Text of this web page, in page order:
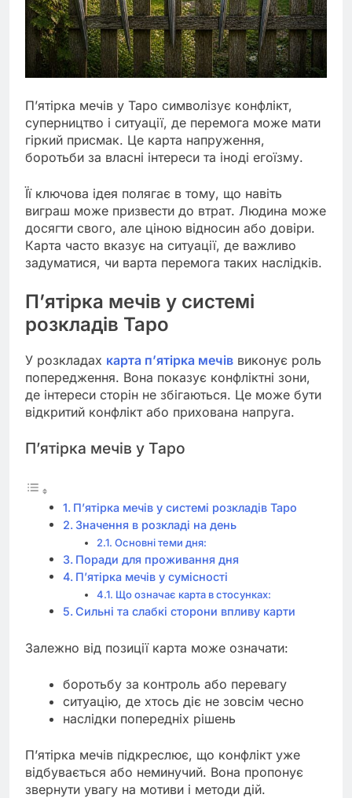
П’ятірка мечів у Таро символізує конфлікт,
суперництво і ситуації, де перемога може мати
гіркий присмак. Це карта напруження,
боротьби за власні інтереси та іноді егоїзму.
Її ключова ідея полягає в тому, що навіть
виграш може призвести до втрат. Людина може
досягти свого, але ціною відносин або довіри.
Карта часто вказує на ситуації, де важливо
задуматися, чи варта перемога таких наслідків.
П’ятірка мечів у системі
розкладів Таро
У розкладах карта п’ятірка мечів виконує роль
попередження. Вона показує конфліктні зони,
де інтереси сторін не збігаються. Це може бути
відкритий конфлікт або прихована напруга.
П’ятірка мечів у Таро
П’ятірка мечів у системі розкладів Таро
Значення в розкладі на день
Основні теми дня:
Поради для проживання дня
П’ятірка мечів у сумісності
Що означає карта в стосунках:
Сильні та слабкі сторони впливу карти
Залежно від позиції карта може означати:
боротьбу за контроль або перевагу
ситуацію, де хтось діє не зовсім чесно
наслідки попередніх рішень
П’ятірка мечів підкреслює, що конфлікт уже
відбувається або неминучий. Вона пропонує
звернути увагу на мотиви і методи дій.